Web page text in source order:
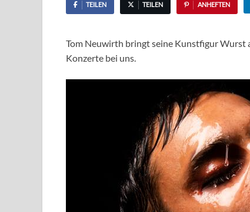
TEILEN TEILEN ANHEFTEN
Tom Neuwirth bringt seine Kunstfigur Wurst
Konzerte bei uns.